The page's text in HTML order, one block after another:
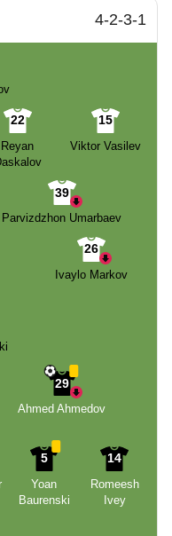
4-2-3-1
22
Reyan
15
Viktor Vasilev
39
Parvizdzhon Umarbaev
26
Ivaylo Markov
29
Ahmed Ahmedov
5
Yoan
Baurenski
14
Romeesh
Ivey